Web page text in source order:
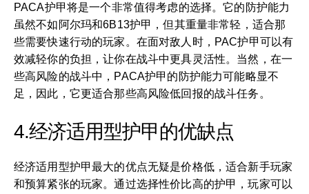
PACA护甲将是一个非常值得考虑的选择。它的防护能力
虽然不如阿尔玛和6B13护甲，但其重量非常轻，适合那
些需要快速行动的玩家。在面对敌人时，PAC护甲可以有
效减轻你的负担，让你在战斗中更具灵活性。当然，在一
些高风险的战斗中，PACA护甲的防护能力可能略显不
足，因此，它更适合那些高风险低回报的战斗任务。
4.经济适用型护甲的优缺点
经济适用型护甲最大的优点无疑是价格低，适合新手玩家
和预算紧张的玩家。通过选择性价比高的护甲，玩家可以